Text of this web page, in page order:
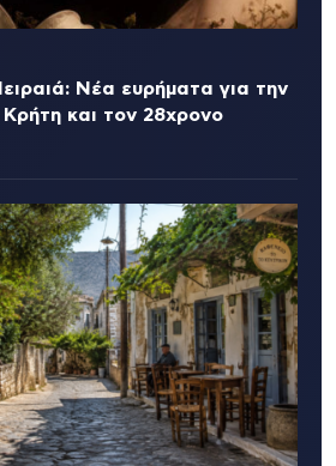
Νέα ευρήματα για την
και τον 28χρονο